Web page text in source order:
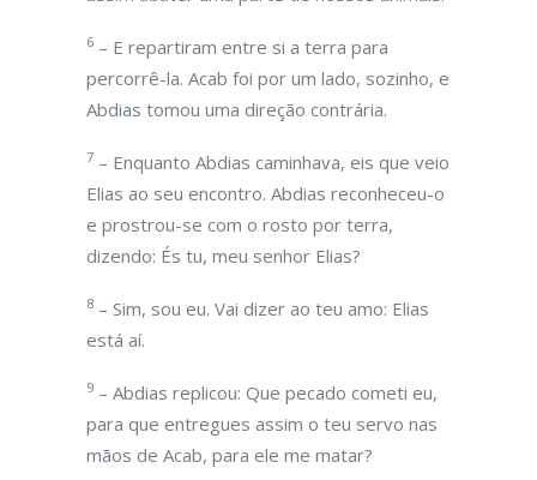
6 – E repartiram entre si a terra para
percorrê-la. Acab foi por um lado, sozinho, e
Abdias tomou uma direção contrária.
7 – Enquanto Abdias caminhava, eis que veio
Elias ao seu encontro. Abdias reconheceu-o
e prostrou-se com o rosto por terra,
dizendo: És tu, meu senhor Elias?
8 – Sim, sou eu. Vai dizer ao teu amo: Elias
está aí.
9 – Abdias replicou: Que pecado cometi eu,
para que entregues assim o teu servo nas
mãos de Acab, para ele me matar?